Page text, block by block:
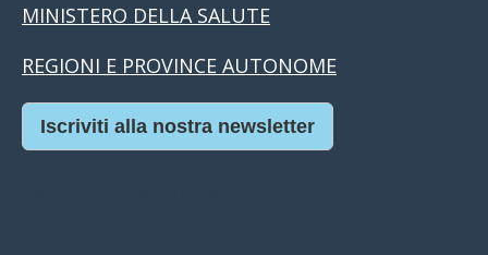
MINISTERO DELLA SALUTE
REGIONI E PROVINCE AUTONOME
Iscriviti alla nostra newsletter